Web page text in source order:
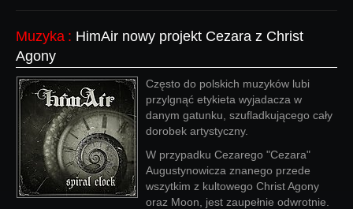
Muzyka : HimAir nowy projekt Cezara z Christ
Agony
Często do polskich muzyków lubi
przylgnąć etykieta wyjadacza w
danym gatunku, szufladkującego cały
dorobek artystyczny.
W przypadku Cezarego "Cezara"
Augustynowicza znanego przede
wszytkim z kultowego Christ Agony
oraz Moon, jest zaupełnie odwrotnie.